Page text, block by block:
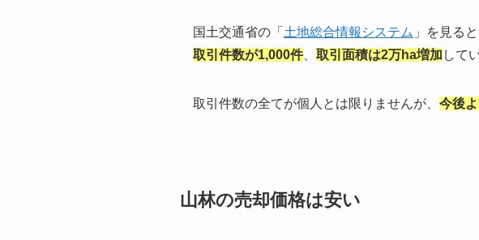
国土交通省の「 土地総合情報システム 」を見る
取引件数が1,000件、 取引面積は2万ha増加 して
取引件数の全てが個人とは限りませんが、 今後
山林の売却価格は安い